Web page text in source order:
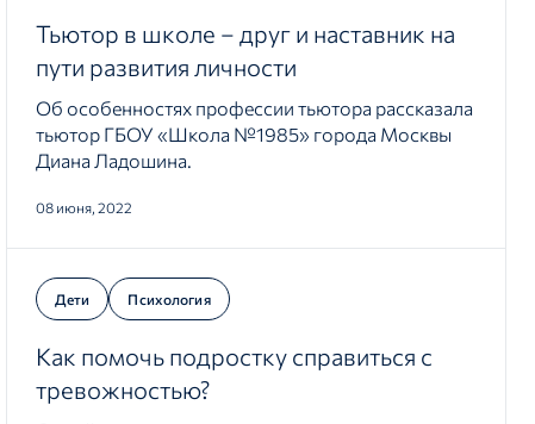
Тьютор в школе – друг и наставник на
пути развития личности
Об особенностях профессии тьютора рассказала
тьютор ГБОУ «Школа №1985» города Москвы
Диана Ладошина.
08 июня, 2022
Дети Психология
Как помочь подростку справиться с
тревожностью?